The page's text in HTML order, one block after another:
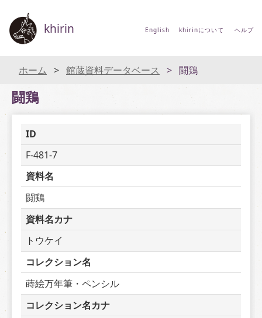
khirin English khirinについて ヘルプ
ホーム 館蔵資料データベース 闘鶏
闘鶏
ID
F-481-7
資料名
闘鶏
資料名カナ
トウケイ
コレクション名
蒔絵万年筆・ペンシル
コレクション名カナ